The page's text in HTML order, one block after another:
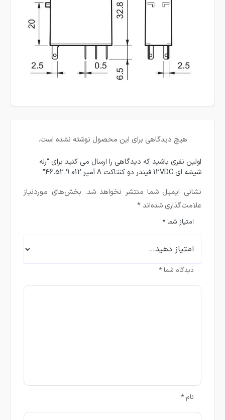
هیچ دیدگاهی برای این محصول نوشته نشده است.
اولین نفری باشید که دیدگاهی را ارسال می کنید برای “رله
شیشه ای 12VDC فیندر دو کنتاکت 8 آمپر 46.52.9.012”
نشانی ایمیل شما منتشر نخواهد شد. بخش‌های موردنیاز
علامت‌گذاری شده‌اند*
امتیاز شما*
دیدگاه شما*
نام*